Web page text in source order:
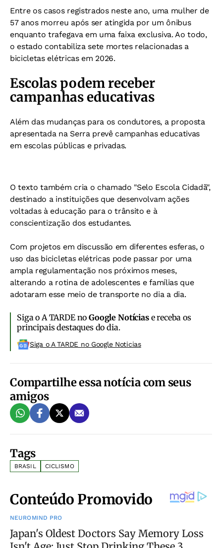
Entre os casos registrados neste ano, uma mulher de
57 anos morreu após ser atingida por um ônibus
enquanto trafegava em uma faixa exclusiva. Ao todo,
o estado contabiliza sete mortes relacionadas a
bicicletas elétricas em 2026.
Escolas podem receber
campanhas educativas
Além das mudanças para os condutores, a proposta
apresentada na Serra prevê campanhas educativas
em escolas públicas e privadas.
O texto também cria o chamado "Selo Escola Cidadã",
destinado a instituições que desenvolvam ações
voltadas à educação para o trânsito e à
conscientização dos estudantes.
Com projetos em discussão em diferentes esferas, o
uso das bicicletas elétricas pode passar por uma
ampla regulamentação nos próximos meses,
alterando a rotina de adolescentes e famílias que
adotaram esse meio de transporte no dia a dia.
Siga o A TARDE noGoogle Notíciase receba os
principais destaques do dia.
Siga o A TARDE no Google Noticias
Compartilhe essa notícia com seus
amigos
Tags
BRASIL CICLISMO